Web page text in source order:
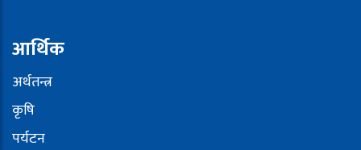
आर्थिक
अर्थतन्त्र
कृषि
पर्यटन